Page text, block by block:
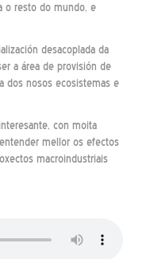
o resto do mundo, e
desacoplada da
a área de provisión de
dos nosos ecosistemas e
con moita
mellor os efectos
macroindustriais